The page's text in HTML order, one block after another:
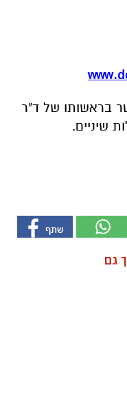
בראשותו של ד"ר
שיניים.
גם